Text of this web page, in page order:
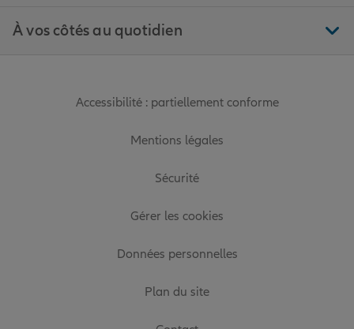
À vos côtés au quotidien
Accessibilité : partiellement conforme
Mentions légales
Sécurité
Gérer les cookies
Données personnelles
Plan du site